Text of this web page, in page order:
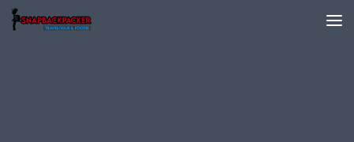
Skip to content